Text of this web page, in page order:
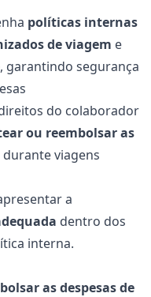
políticas internas
de viagem e
, garantindo segurança
do colaborador
ou reembolsar as
viagens
a
dentro dos
interna.
as despesas de